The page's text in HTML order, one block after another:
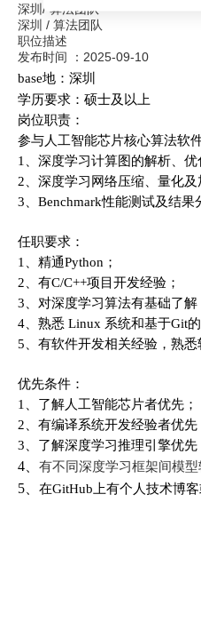
深圳 / 算法团队
深圳 / 算法团队
职位描述
发布时间 ： 2025-09-10
base地：深圳
学历要求：硕士及以上
岗位职责：
参与人工智能芯片核心算法软
1、深度学习计算图的解析、优
2、深度学习网络压缩、量化及
3、Benchmark性能测试及结果
任职要求：
1、精通Python；
2、有C/C++项目开发经验；
3、对深度学习算法有基础了解
4、熟悉 Linux 系统和基于Git的
5、有软件开发相关经验，熟悉
优先条件：
1、了解人工智能芯片者优先；
2、有编译系统开发经验者优先
3、了解深度学习推理引擎优先
4、 有不同深度学习框架间模
5、 在GitHub上有个人技术博客